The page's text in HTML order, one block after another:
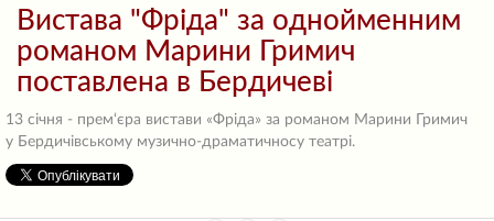
Вистава "Фріда" за однойменним
романом Марини Гримич
поставлена в Бердичеві
13 січня - прем‘єра вистави «Фріда» за романом Марини Гримич
у Бердичівському музично-драматичносу театрі.